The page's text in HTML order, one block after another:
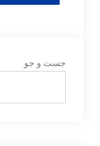
جست و جو